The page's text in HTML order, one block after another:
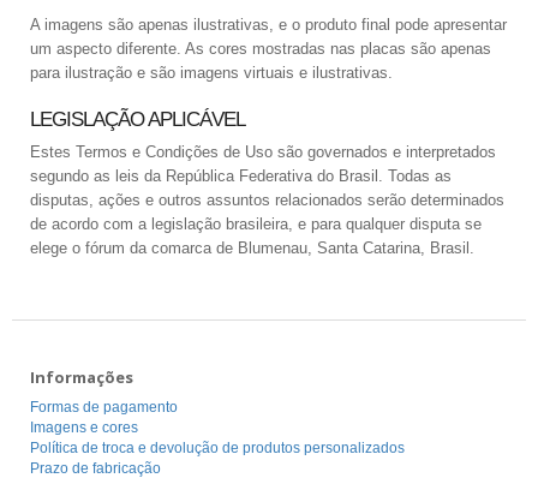
A imagens são apenas ilustrativas, e o produto final pode apresentar
um aspecto diferente. As cores mostradas nas placas são apenas
para ilustração e são imagens virtuais e ilustrativas.
LEGISLAÇÃO APLICÁVEL
Estes Termos e Condições de Uso são governados e interpretados
segundo as leis da República Federativa do Brasil. Todas as
disputas, ações e outros assuntos relacionados serão determinados
de acordo com a legislação brasileira, e para qualquer disputa se
elege o fórum da comarca de Blumenau, Santa Catarina, Brasil.
Informações
Formas de pagamento
Imagens e cores
Política de troca e devolução de produtos personalizados
Prazo de fabricação